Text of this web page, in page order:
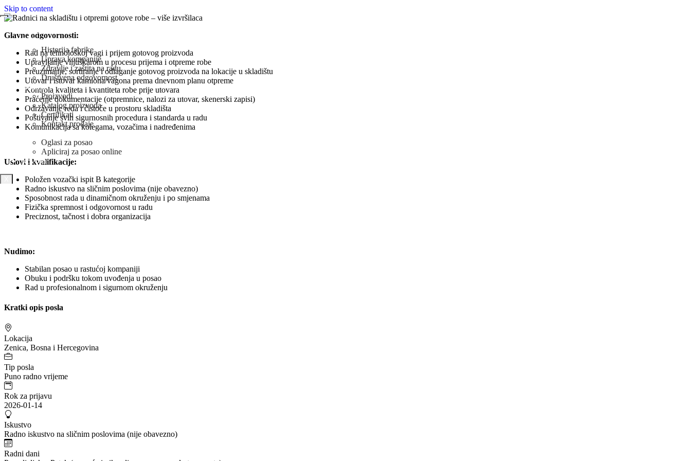
Skip to content
Naslovna
O Nama
Historija fabrike
Uprava kompanije
Zdravlje i zaštita na radu
Društvena odgovornost
Prodaja
Proizvodi
Katalog proizvoda
Certifikati
Kontakt prodaje
Oglasi za posao
Apliciraj za posao online
Novosti
Glavne odgovornosti:
Rad na tehnološkoj vagi i prijem gotovog proizvoda
Upravljanje viljuškarom u procesu prijema i otpreme robe
Preuzimanje, sortiranje i odlaganje gotovog proizvoda na lokacije u skladištu
Utovar i istovar kamiona/vagona prema dnevnom planu otpreme
Kontrola kvaliteta i kvantiteta robe prije utovara
Praćenje dokumentacije (otpremnice, nalozi za utovar, skenerski zapisi)
Održavanje reda i čistoće u prostoru skladišta
Poštivanje svih sigurnosnih procedura i standarda u radu
Komunikacija sa kolegama, vozačima i nadređenima
Uslovi i kvalifikacije:
Položen vozački ispit B kategorije
Radno iskustvo na sličnim poslovima (nije obavezno)
Sposobnost rada u dinamičnom okruženju i po smjenama
Fizička spremnost i odgovornost u radu
Preciznost, tačnost i dobra organizacija
Nudimo:
Stabilan posao u rastućoj kompaniji
Obuku i podršku tokom uvođenja u posao
Rad u profesionalnom i sigurnom okruženju
Kratki opis posla
Lokacija
Zenica, Bosna i Hercegovina
Tip posla
Puno radno vrijeme
Rok za prijavu
2026-01-14
Iskustvo
Radno iskustvo na sličnim poslovima (nije obavezno)
Radni dani